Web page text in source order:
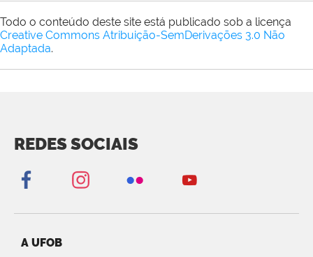
Todo o conteúdo deste site está publicado sob a licença
Creative Commons Atribuição-SemDerivações 3.0 Não
Adaptada.
REDES SOCIAIS
A UFOB